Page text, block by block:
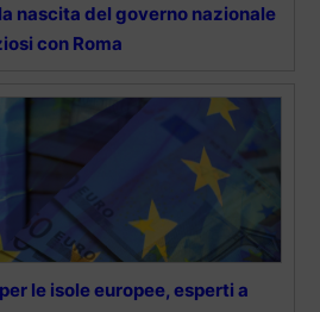
nascita del governo nazionale
con Roma
le isole europee, esperti a